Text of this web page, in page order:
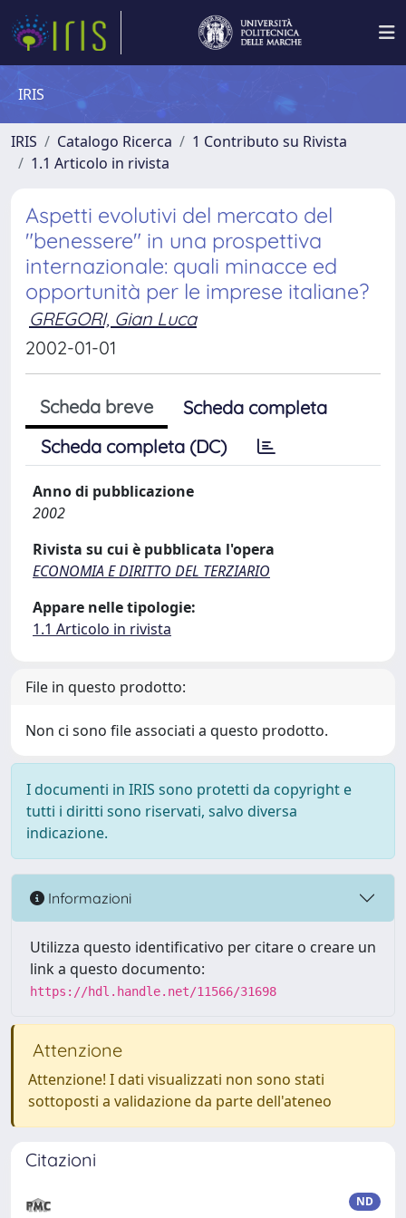
IRIS
IRIS Catalogo Ricerca
1 Contributo su Rivista
1.1 Articolo in rivista
Aspetti evolutivi del mercato del
"benessere" in una prospettiva
internazionale: quali minacce ed
opportunità per le imprese italiane?
GREGORI, Gian Luca
2002-01-01
Scheda breve
Scheda completa
Scheda completa (DC)
Anno di pubblicazione
2002
Rivista su cui è pubblicata l'opera
ECONOMIA E DIRITTO DEL TERZIARIO
Appare nelle tipologie:
1.1 Articolo in rivista
File in questo prodotto:
Non ci sono file associati a questo prodotto.
I documenti in IRIS sono protetti da copyright e
tutti i diritti sono riservati, salvo diversa
indicazione.
Informazioni
Utilizza questo identificativo per citare o creare un
link a questo documento:
https://hdl.handle.net/11566/31698
Attenzione
Attenzione! I dati visualizzati non sono stati
sottoposti a validazione da parte dell'ateneo
Citazioni
ND